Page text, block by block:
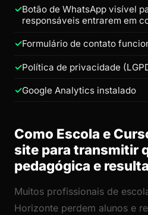
Botão de WhatsApp visível
responsáveis entrarem em
Formulário de contato
Política de privacidade
Google Analytics instalado
Como Escola e
site para transmitir
pedagógica e
Muitos profissionais de
Horizonte perdem alunos e